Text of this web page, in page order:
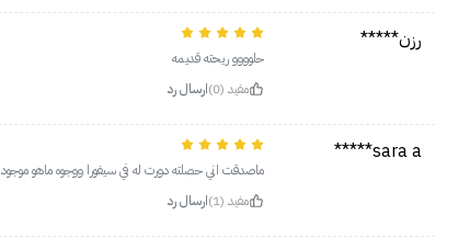
رزن*****
حلوووو ريحته قديمه
مفيد (0)
ارسال رد
sara a*****
ماصدقت اني حصلته دورت له في سيفورا ووجوه ماهو موجود
مفيد (1)
ارسال رد